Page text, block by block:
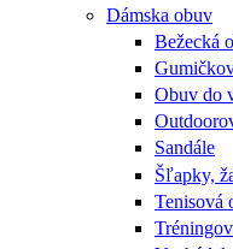
Dámska obuv
Bežecká
Obuv do
Sandále
Šľapky,
Tenisová